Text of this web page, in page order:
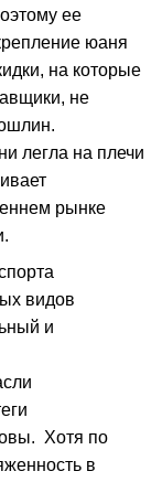
ее
юаня
на которые
не
легла на плечи
рынке
видов
и
Хотя по
в